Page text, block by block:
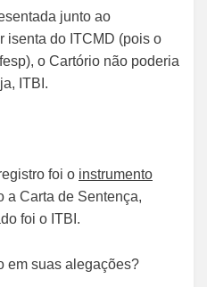
junto ao
isenta do ITCMD (pois o
o Cartório não poderia
ITBI.
foi o instrumento
a Carta de Sentença,
foi o ITBI.
em suas alegações?